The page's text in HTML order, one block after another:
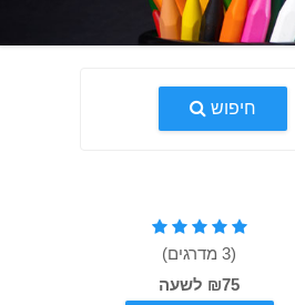
חיפוש
(3 מדרגים)
₪75 לשעה